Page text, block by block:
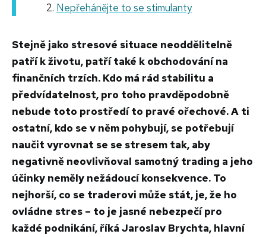
Nepřehánějte to se stimulanty
Stejně jako stresové situace neoddělitelně
patří k životu, patří také k obchodování na
finančních trzích. Kdo má rád stabilitu a
předvídatelnost, pro toho pravděpodobně
nebude toto prostředí to pravé ořechové. A ti
ostatní, kdo se v něm pohybují, se potřebují
naučit vyrovnat se se stresem tak, aby
negativně neovlivňoval samotný trading a jeho
účinky neměly nežádoucí konsekvence. To
nejhorší, co se traderovi může stát, je, že ho
ovládne stres – to je jasné nebezpečí pro
každé podnikání, říká Jaroslav Brychta, hlavní